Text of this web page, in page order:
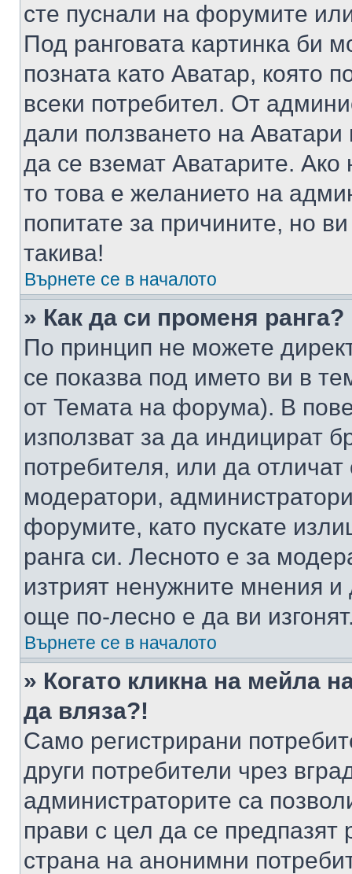
сте пуснали на форумите
Под ранговата картинка би
позната като Аватар, която
всеки потребител. От
дали ползването на
да се вземат Аватарите.
то това е желанието на
попитате за причините, но
такива!
Върнете се в началото
» Как да си променя ранга?
По принцип не можете
се показва под името ви в
от Темата на форума). В
използват за да индицират
потребителя, или да
модератори,
форумите, като пускате
ранга си. Лесното е за
изтрият ненужните мнения
още по-лесно е да ви
Върнете се в началото
» Когато кликна на мейла
да вляза?!
Само регистрирани
други потребители чрез
администраторите са
прави с цел да се предпазят
страна на анонимни